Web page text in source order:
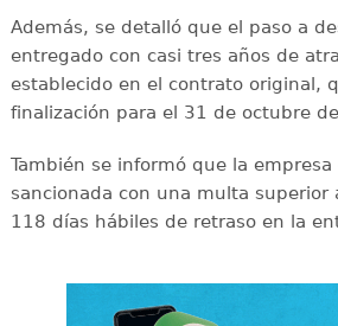
Además, se detalló que el paso a
entregado con casi tres años de
establecido en el contrato original,
finalización para el 31 de octubre
También se informó que la
sancionada con una multa superior
118 días hábiles de retraso en la